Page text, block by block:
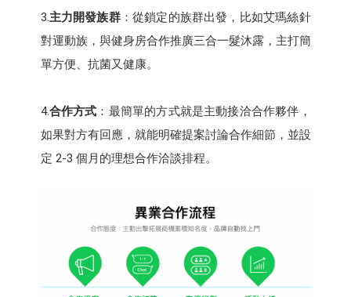
3.主力開發族群：從鎖定的族群出發，比如艾瑪絲針
對運動族，與健身房合作推廣三合一髮沐露，主打簡
單方便、抗菌又健康。
4.合作方式 ：最簡單的方式就是主動接洽合作夥伴，
如果對方有回應，就能明確提案討論合作細節，並設
定 2-3 個月的理想合作洽談排程。